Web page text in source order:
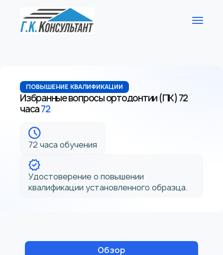
ПОВЫШЕНИЕ КВАЛИФИКАЦИИ
Избранные вопросы ортодонтии (ПК) 72
часа72
72 часа обучения
Удостоверение о повышении
квалификации установленного образца.
Обзор